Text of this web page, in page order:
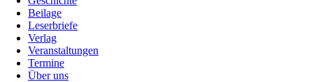
Beilage
Leserbriefe
Verlag
Veranstaltungen
Termine
Über uns